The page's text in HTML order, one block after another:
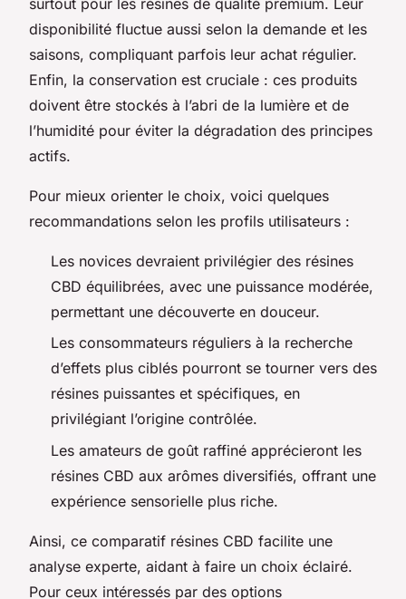
disponibilité fluctue aussi selon la demande et les
saisons, compliquant parfois leur achat régulier.
Enfin, la conservation est cruciale : ces produits
doivent être stockés à l’abri de la lumière et de
l’humidité pour éviter la dégradation des principes
actifs.
Pour mieux orienter le choix, voici quelques
recommandations selon les profils utilisateurs :
Les novices devraient privilégier des résines
CBD équilibrées, avec une puissance modérée,
permettant une découverte en douceur.
Les consommateurs réguliers à la recherche
d’effets plus ciblés pourront se tourner vers des
résines puissantes et spécifiques, en
privilégiant l’origine contrôlée.
Les amateurs de goût raffiné apprécieront les
résines CBD aux arômes diversifiés, offrant une
expérience sensorielle plus riche.
Ainsi, ce comparatif résines CBD facilite une
analyse experte, aidant à faire un choix éclairé.
Pour ceux intéressés par des options